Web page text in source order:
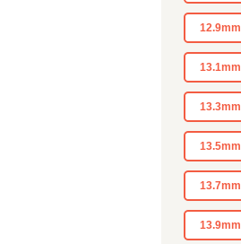
12.9mm
13.1mm
13.3mm
13.5mm
13.7mm
13.9mm